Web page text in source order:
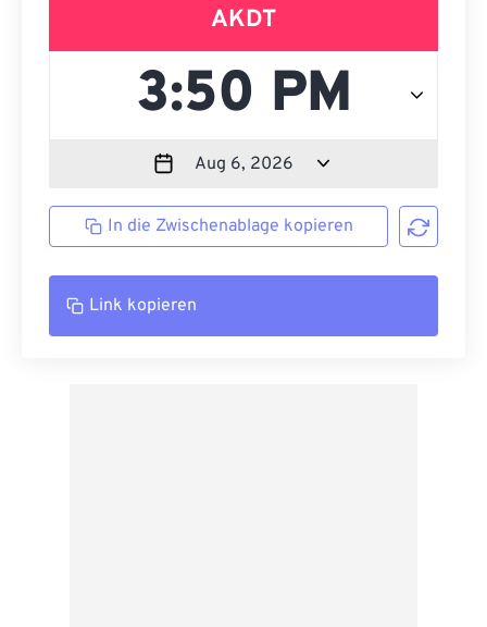
AKDT
In die Zwischenablage kopieren
Link kopieren